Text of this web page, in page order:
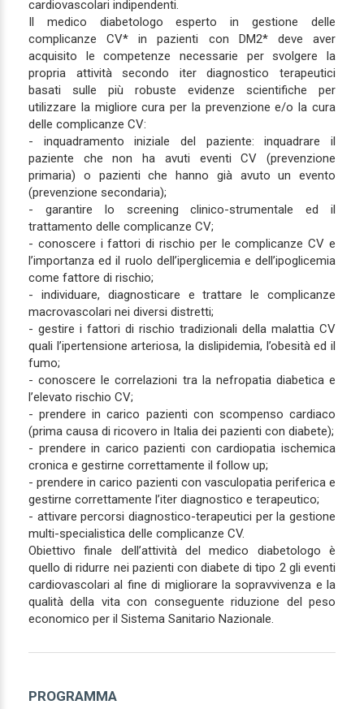
cardiovascolari indipendenti.
Il medico diabetologo esperto in gestione delle
complicanze CV* in pazienti con DM2* deve aver
acquisito le competenze necessarie per svolgere la
propria attività secondo iter diagnostico terapeutici
basati sulle più robuste evidenze scientifiche per
utilizzare la migliore cura per la prevenzione e/o la cura
delle complicanze CV:
- inquadramento iniziale del paziente: inquadrare il
paziente che non ha avuti eventi CV (prevenzione
primaria) o pazienti che hanno già avuto un evento
(prevenzione secondaria);
- garantire lo screening clinico-strumentale ed il
trattamento delle complicanze CV;
- conoscere i fattori di rischio per le complicanze CV e
l’importanza ed il ruolo dell’iperglicemia e dell’ipoglicemia
come fattore di rischio;
- individuare, diagnosticare e trattare le complicanze
macrovascolari nei diversi distretti;
- gestire i fattori di rischio tradizionali della malattia CV
quali l’ipertensione arteriosa, la dislipidemia, l’obesità ed il
fumo;
- conoscere le correlazioni tra la nefropatia diabetica e
l’elevato rischio CV;
- prendere in carico pazienti con scompenso cardiaco
(prima causa di ricovero in Italia dei pazienti con diabete);
- prendere in carico pazienti con cardiopatia ischemica
cronica e gestirne correttamente il follow up;
- prendere in carico pazienti con vasculopatia periferica e
gestirne correttamente l’iter diagnostico e terapeutico;
- attivare percorsi diagnostico-terapeutici per la gestione
multi-specialistica delle complicanze CV.
Obiettivo finale dell’attività del medico diabetologo è
quello di ridurre nei pazienti con diabete di tipo 2 gli eventi
cardiovascolari al fine di migliorare la sopravvivenza e la
qualità della vita con conseguente riduzione del peso
economico per il Sistema Sanitario Nazionale.
PROGRAMMA